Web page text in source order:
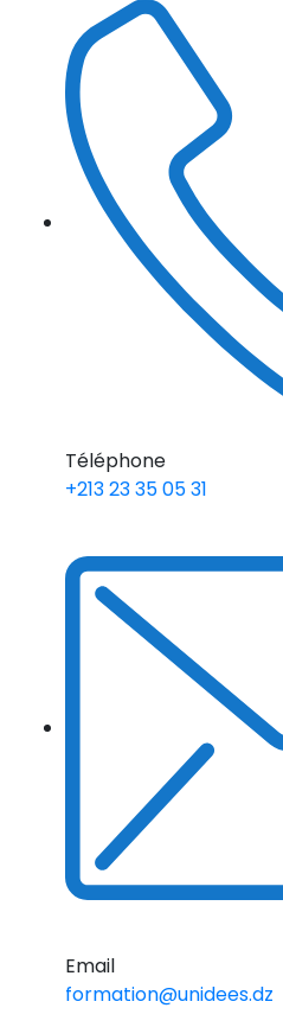
Téléphone
+213 23 35 05 31
Email
formation@unidees.dz